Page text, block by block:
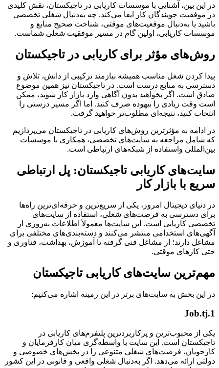
در این بین، آشنایی با موسسات کاریابی در تاجیکستان، نقش کلیدی
در موفقیت جویندگان کار ایفا می‌کند. چه به‌دنبال شغلی تخصصی
باشید یا به‌دنبال موقعیت‌های موقتی، شناخت صحیح منابع و
موسسات کاریابی، اولین گام در مسیر موفقیت شغلی شماست.
روش‌های مؤثر برای کاریابی در تاجیکستان
پیدا کردن شغل مناسب همیشه نیازمند ترکیبی از دانش، تلاش و
دسترسی به منابع درست است. در تاجیکستان نیز همین موضوع
صادق است. اگر بخواهید بدون آگاهی وارد بازار کار شوید، ممکن
است وقت زیادی را بیهوده صرف کنید. اما اگر مسیر درستی را
انتخاب کنید، نتیجه‌ای مطلوب‌تر خواهید گرفت.
در ادامه به مؤثرترین روش‌های کاریابی در تاجیکستان می‌پردازیم
که شامل مراجعه به سایت‌های تخصصی، همکاری با موسسات
بین‌المللی واستفاده از شبکه‌های ارتباطی است.
سایت‌های کاریابی تاجیکستان: پل ارتباطی
سریع با بازار کار
در دنیای دیجیتال امروز، یکی از سریع‌ترین و حرفه‌ای‌ترین راه‌ها
برای دسترسی به فرصت‌های شغلی، استفاده از سایت‌های
تخصصی کاریابی است. این سایت‌ها معمولاً اطلاعات به‌روزی از
آگهی‌های استخدامی منتشر می‌کنند و دسته‌بندی‌های مختلفی برای
مشاغل دارند؛ از مشاغل فنی گرفته تا آموزش، بهداشت، فناوری و
حتی کارهای موقتی.
مهم‌ترین سایت‌های کاریابی تاجیکستان
در این بخش به سایت‌های برتر در این زمینه اشاره می‌کنیم:
1.Job.tj
یکی از محبوب‌ترین و پرکاربردترین پلتفرم‌های کاریابی در
تاجیکستان است. این سایت با واسطه‌گری میان کارفرمایان و
کارجویان، فرصت‌های شغلی متنوعی را در بخش‌های خصوصی و
دولتی ارائه می‌دهد. اگر به‌دنبال شغلی واقعی و قانونی در این کشور